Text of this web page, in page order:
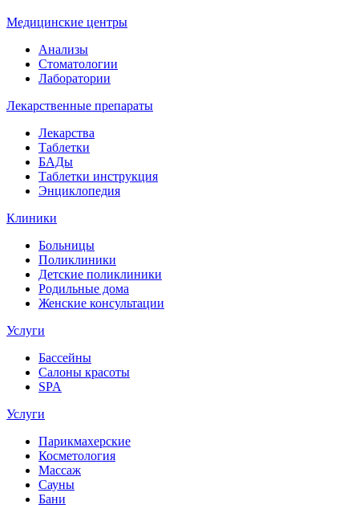
Медицинские центры
Анализы
Стоматологии
Лаборатории
Лекарственные препараты
Лекарства
Таблетки
БАДы
Таблетки инструкция
Энциклопедия
Клиники
Больницы
Поликлиники
Детские поликлиники
Родильные дома
Женские консультации
Услуги
Бассейны
Салоны красоты
SPA
Услуги
Парикмахерские
Косметология
Массаж
Сауны
Бани